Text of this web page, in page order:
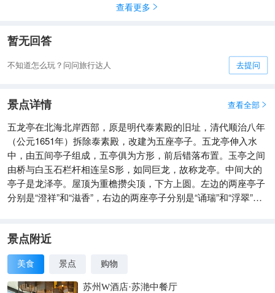
查看更多 
暂无回答
不知道怎么玩？问问旅行达人 去提问
景点详情 查看全部 
五龙亭在北海北岸西部，原是明代泰素殿的旧址，清代顺治八年
（公元1651年）拆除泰素殿，改建为五座亭子。五龙亭伸入水
中，由五间亭子组成，五亭俱为方形，前后错落布置。玉亭之间
由桥与白玉石栏杆相连呈S形，如同巨龙，故称龙亭。中间大的
亭子是龙泽亭。屋顶为重檐攒尖顶，下方上圆。左边的两座亭子
分别是“澄祥”和“滋香”，右边的两座亭子分别是“诵瑞”和“浮翠”。
璃瓦顶，黄瓦剪边，檐下梁枋施小点金旋子彩画，绚丽多彩，金
碧辉煌。龙泽、滋香、浮翠三亭石岸下有单孔石桥一座，通向北
岸，每座亭正面檐下各悬华带匾一方。五龙亭三面环水，周围荷
红柳绿、赏心悦目。
景点附近
美食 景点 购物
苏州W酒店·苏滟中餐厅